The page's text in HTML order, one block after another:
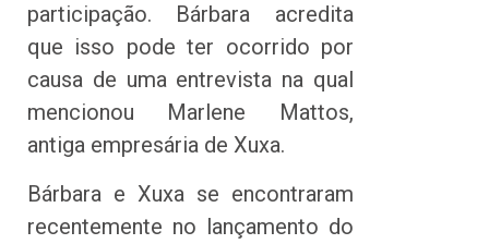
participação. Bárbara acredita
que isso pode ter ocorrido por
causa de uma entrevista na qual
mencionou Marlene Mattos,
antiga empresária de Xuxa.
Bárbara e Xuxa se encontraram
recentemente no lançamento do